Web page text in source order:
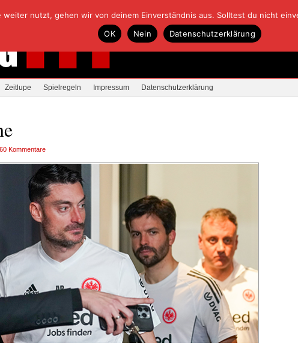
Zeitlupe Spielregeln Impressum Datenschutzerklärung
Kommentare
weiter nutzt, gehen wir von deinem Einverständnis aus. Solltest du nicht
OK
Nein Datenschutzerklärung